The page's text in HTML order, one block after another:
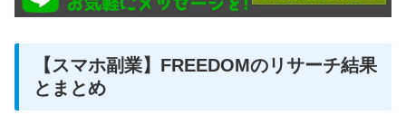
【スマホ副業】FREEDOMのリサーチ結果
とまとめ